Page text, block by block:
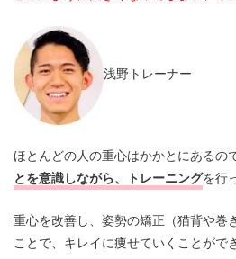
浅野トレーナー
ほとんどの人の重心はかかとにあるので
とを意識しながら、トレーニングを行
重心を改善し、姿勢の矯正（猫背や巻
ことで、キレイに痩せていくことがで